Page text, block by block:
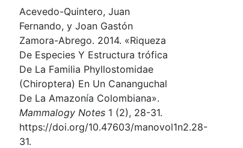
Acevedo-Quintero, Juan
Fernando, y Joan Gastón
Zamora-Abrego. 2014. «Riqueza
De Especies Y Estructura trófica
De La Familia Phyllostomidae
(Chiroptera) En Un Cananguchal
De La Amazonía Colombiana».
Mammalogy Notes 1 (2), 28-31.
https://doi.org/10.47603/manovol1n2.28-
31.